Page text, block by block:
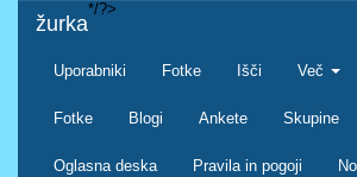
žurka
Uporabniki Fotke Išči Več
Fotke Blogi Ankete Skupine
Oglasna deska Pravila in pogoji
*/?>